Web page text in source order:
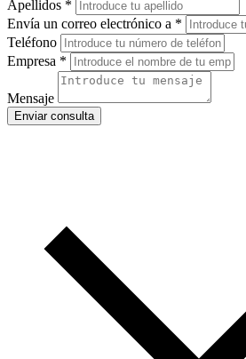
Apellidos *
Envía un correo electrónico a *
Teléfono
Empresa *
Mensaje
Enviar consulta